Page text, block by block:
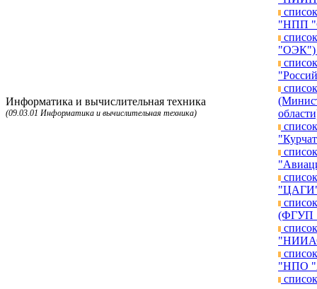
Информатика и вычислительная техника
(09.03.01 Информатика и вычислительная техника)
"НПП
"ОЭК")
"ЦАГИ")
(ФГУП
"НПО